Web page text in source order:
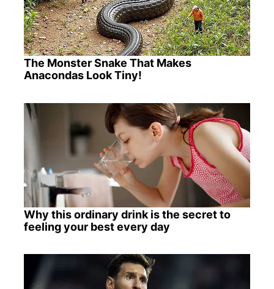
The Monster Snake That Makes
Anacondas Look Tiny!
Why this ordinary drink is the secret to
feeling your best every day